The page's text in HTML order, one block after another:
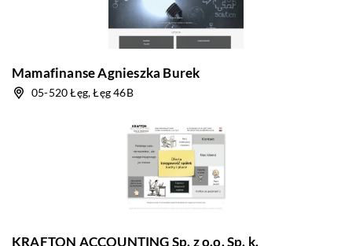
Mamafinanse Agnieszka Burek
05-520 Łęg, Łęg 46B
KRAFTON ACCOUNTING Sp. z o.o. Sp. k.